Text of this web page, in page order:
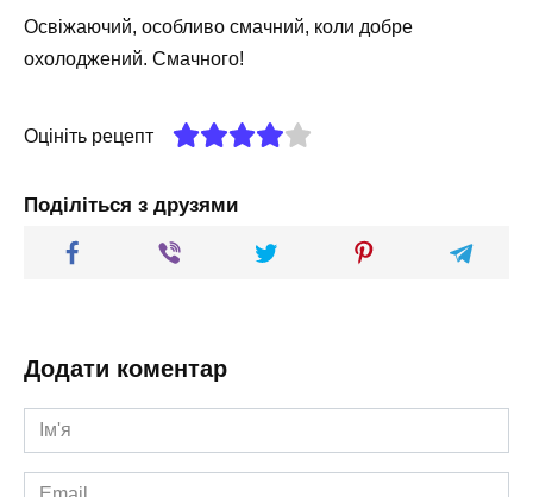
Освіжаючий, особливо смачний, коли добре
охолоджений. Смачного!
Оцініть рецепт
Поділіться з друзями
Додати коментар
Ім'я
*
Email